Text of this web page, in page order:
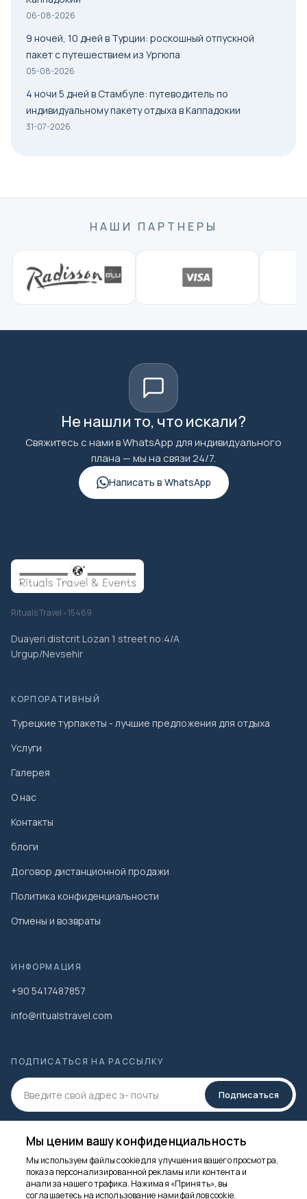
06-08-2026
9 ночей, 10 дней в Турции: роскошный отпускной
пакет с путешествием из Ургюпа
05-08-2026
4 ночи 5 дней в Стамбуле: путеводитель по
индивидуальному пакету отдыха в Каппадокии
31-07-2026
НАШИ ПАРТНЕРЫ
Не нашли то, что искали?
Свяжитесь с нами в WhatsApp для индивидуального
плана — мы на связи 24/7.
Написать в WhatsApp
Rituals Travel - 15469
Duayeri distcrit Lozan 1 street no:4/A
Urgup/Nevsehir
КОРПОРАТИВНЫЙ
Турецкие турпакеты - лучшие предложения для отдыха
Услуги
Галерея
О нас
Контакты
блоги
Договор дистанционной продажи
Политика конфиденциальности
Отмены и возвраты
ИНФОРМАЦИЯ
+90 5417487857
info@ritualstravel.com
ПОДПИСАТЬСЯ НА РАССЫЛКУ
Подписаться
СОЦИАЛЬНЫЕ МЕДИА
Мы ценим вашу конфиденциальность
Мы используем файлы cookie для улучшения вашего просмотра,
показа персонализированной рекламы или контента и
анализа нашего трафика. Нажимая «Принять», вы
соглашаетесь на использование нами файлов cookie.
Мы здесь, чтобы